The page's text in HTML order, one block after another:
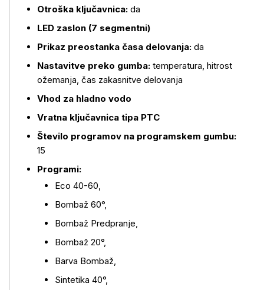
Otroška ključavnica: da
LED zaslon (7 segmentni)
Prikaz preostanka časa delovanja: da
Nastavitve preko gumba: temperatura, hitrost
ožemanja, čas zakasnitve delovanja
Vhod za hladno vodo
Vratna ključavnica tipa PTC
Število programov na programskem gumbu:
15
Programi:
Eco 40-60,
Bombaž 60°,
Bombaž Predpranje,
Bombaž 20°,
Barva Bombaž,
Sintetika 40°,